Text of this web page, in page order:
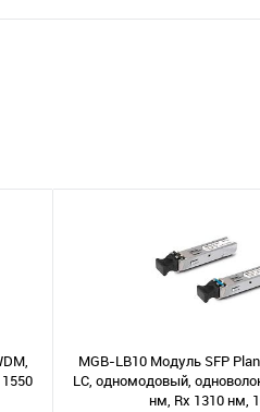
MGB-LB10 Модуль SFP
LC, одномодовый,
нм, Rx 1310 нм,